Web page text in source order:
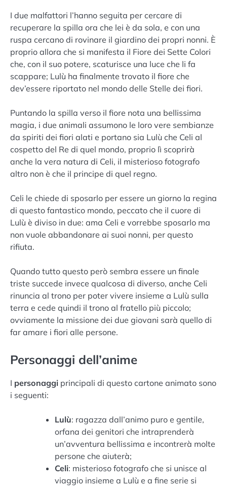
I due malfattori l’hanno seguita per cercare di
recuperare la spilla ora che lei è da sola, e con una
ruspa cercano di rovinare il giardino dei propri nonni. È
proprio allora che si manifesta il Fiore dei Sette Colori
che, con il suo potere, scaturisce una luce che li fa
scappare; Lulù ha finalmente trovato il fiore che
dev’essere riportato nel mondo delle Stelle dei fiori.
Puntando la spilla verso il fiore nota una bellissima
magia, i due animali assumono le loro vere sembianze
da spiriti dei fiori alati e portano sia Lulù che Celi al
cospetto del Re di quel mondo, proprio lì scoprirà
anche la vera natura di Celi, il misterioso fotografo
altro non è che il principe di quel regno.
Celi le chiede di sposarlo per essere un giorno la regina
di questo fantastico mondo, peccato che il cuore di
Lulù è diviso in due: ama Celi e vorrebbe sposarlo ma
non vuole abbandonare ai suoi nonni, per questo
rifiuta.
Quando tutto questo però sembra essere un finale
triste succede invece qualcosa di diverso, anche Celi
rinuncia al trono per poter vivere insieme a Lulù sulla
terra e cede quindi il trono al fratello più piccolo;
ovviamente la missione dei due giovani sarà quello di
far amare i fiori alle persone.
Personaggi dell’anime
I personaggi principali di questo cartone animato sono
i seguenti:
Lulù: ragazza dall’animo puro e gentile,
orfana dei genitori che intraprenderà
un’avventura bellissima e incontrerà molte
persone che aiuterà;
Celi: misterioso fotografo che si unisce al
viaggio insieme a Lulù e a fine serie si